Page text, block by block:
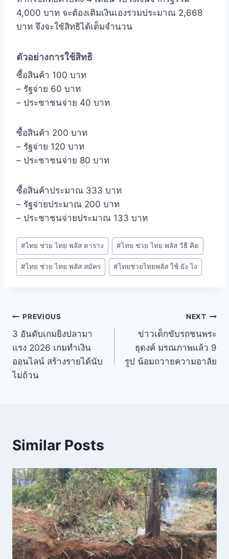
4,000 บาท จะต้องเติมเงินเองรวมประมาณ 2,668
บาท จึงจะใช้สิทธิได้เต็มจำนวน
ตัวอย่างการใช้สิทธิ
ซื้อสินค้า 100 บาท
– รัฐจ่าย 60 บาท
– ประชาชนจ่าย 40 บาท
ซื้อสินค้า 200 บาท
– รัฐจ่าย 120 บาท
– ประชาชนจ่าย 80 บาท
ซื้อสินค้าประมาณ 333 บาท
– รัฐจ่ายประมาณ 200 บาท
– ประชาชนจ่ายประมาณ 133 บาท
#ไทย ช่วย ไทย พลัส ตาราง #ไทย ช่วย ไทย พลัส วิธี คิด
#ไทย ช่วย ไทย พลัส สมัคร #ไทยช่วยไทยพลัส ใช้ ยัง ไง
PREVIOUS
3 อันดับเกมยิงปลามา
แรง 2026 เกมทำเงิน
ออนไลน์ สร้างรายได้นับ
ไม่ถ้วน
NEXT
ข่าวเด็กขับรถชนพระ
ธุดงค์ มรณภาพแล้ว 9
รูป น้อมถวายความอาลัย
Similar Posts